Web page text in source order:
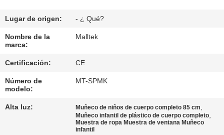
FÁBRICA
CONTROL
DE
CALIDAD
ÉNTRENOS
Lugar de origen: - ¿ Qué?
Nombre de la
marca:
Malltek
Certificación: CE
Número de
modelo:
MT-SPMK
Alta luz: Muñeco de niños de cuerpo completo 85 cm,
Muñeco infantil de plástico de cuerpo completo,
Muestra de ropa Muestra de ventana Muñeco
infantil